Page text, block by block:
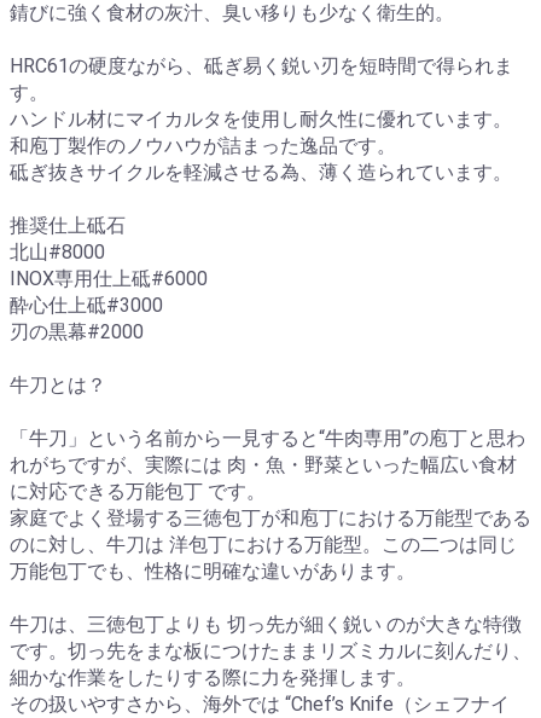
錆びに強く食材の灰汁、臭い移りも少なく衛生的。
HRC61の硬度ながら、砥ぎ易く鋭い刃を短時間で得られま
す。
ハンドル材にマイカルタを使用し耐久性に優れています。
和庖丁製作のノウハウが詰まった逸品です。
砥ぎ抜きサイクルを軽減させる為、薄く造られています。
推奨仕上砥石
北山#8000
INOX専用仕上砥#6000
酔心仕上砥#3000
刃の黒幕#2000
牛刀とは？
「牛刀」という名前から一見すると“牛肉専用”の庖丁と思わ
れがちですが、実際には 肉・魚・野菜といった幅広い食材
に対応できる万能包丁 です。
家庭でよく登場する三徳包丁が和庖丁における万能型である
のに対し、牛刀は 洋包丁における万能型。この二つは同じ
万能包丁でも、性格に明確な違いがあります。
牛刀は、三徳包丁よりも 切っ先が細く鋭い のが大きな特徴
です。切っ先をまな板につけたままリズミカルに刻んだり、
細かな作業をしたりする際に力を発揮します。
その扱いやすさから、海外では “Chef’s Knife（シェフナイ